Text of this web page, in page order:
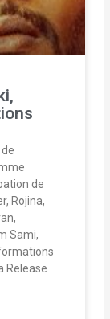
de
Rojina,
Sami,
Release